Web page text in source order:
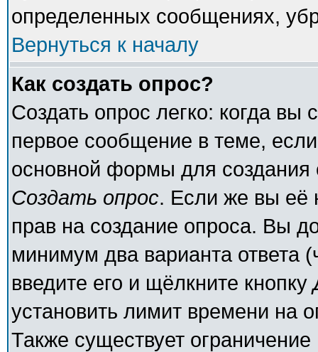
определенных сообщениях,
Вернуться к началу
Как создать опрос?
Создать опрос легко: когда вы
первое сообщение в теме,
основной формы для
Создать опрос. Если же вы её
прав на создание опроса. Вы
минимум два варианта ответа
введите его и щёлкните кнопку
установить лимит времени на
Также существует